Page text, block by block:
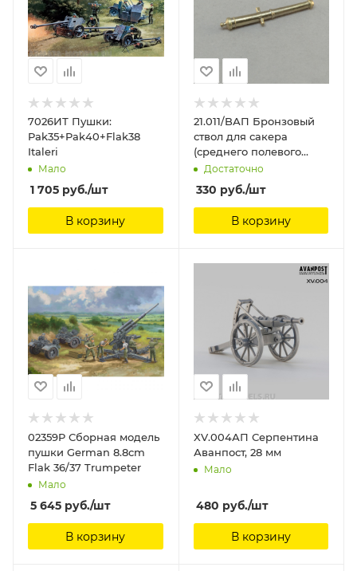
7026ИТ Пушки:
Pak35+Pak40+Flak38
Italeri
Мало
1 705 руб./шт
В корзину
21.011/BАП Бронзовый
ствол для сакера
(среднего полевого
орудия) Аванпост, 28 мм
Достаточно
330 руб./шт
В корзину
02359P Сборная модель
пушки German 8.8cm
Flak 36/37 Trumpeter
Мало
5 645 руб./шт
В корзину
XV.004АП Серпентина
Аванпост, 28 мм
Мало
480 руб./шт
В корзину